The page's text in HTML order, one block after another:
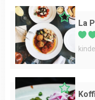
La